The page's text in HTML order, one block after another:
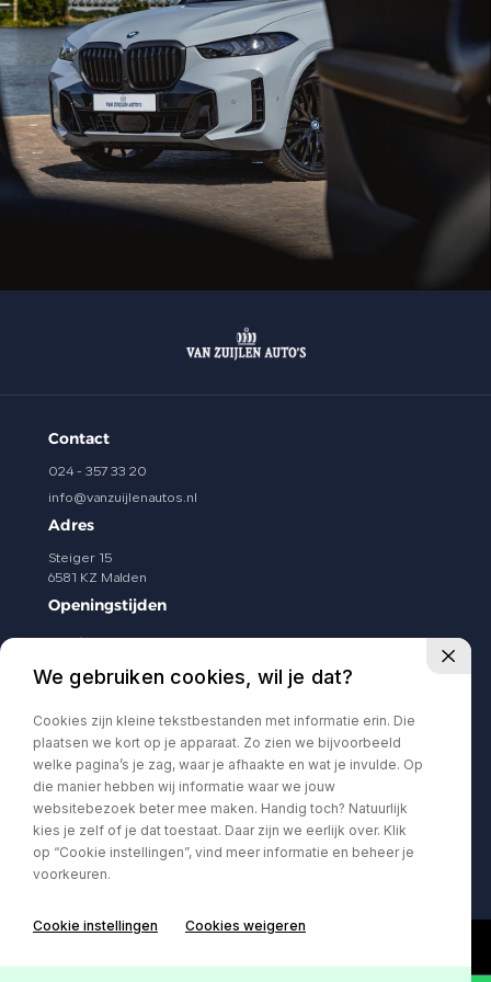
Contact
024 - 357 33 20
info@vanzuijlenautos.nl
Adres
Steiger 15
6581 KZ Malden
Openingstijden
Zaterdag 09.00 - 13.00
Volg ons
We gebruiken cookies, wil je dat?
Cookies zijn kleine tekstbestanden met informatie erin. Die
plaatsen we kort op je apparaat. Zo zien we bijvoorbeeld
welke pagina’s je zag, waar je afhaakte en wat je invulde. Op
die manier hebben wij informatie waar we jouw
websitebezoek beter mee maken. Handig toch? Natuurlijk
kies je zelf of je dat toestaat. Daar zijn we eerlijk over. Klik
op “Cookie instellingen”, vind meer informatie en beheer je
voorkeuren.
Cookie instellingen Cookies weigeren